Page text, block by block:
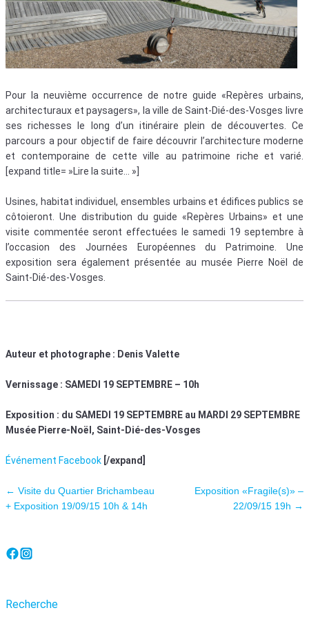
Pour la neuvième occurrence de notre guide «Repères urbains,
architecturaux et paysagers», la ville de Saint-Dié-des-Vosges livre
ses richesses le long d’un itinéraire plein de découvertes. Ce
parcours a pour objectif de faire découvrir l’architecture moderne
et contemporaine de cette ville au patrimoine riche et varié.
[expand title= »Lire la suite… »]
Usines, habitat individuel, ensembles urbains et édifices publics se
côtoieront. Une distribution du guide «Repères Urbains» et une
visite commentée seront effectuées le samedi 19 septembre à
l’occasion des Journées Européennes du Patrimoine. Une
exposition sera également présentée au musée Pierre Noël de
Saint-Dié-des-Vosges.
Auteur et photographe : Denis Valette
Vernissage : SAMEDI 19 SEPTEMBRE – 10h
Exposition : du SAMEDI 19 SEPTEMBRE au MARDI 29 SEPTEMBRE
Musée Pierre-Noël, Saint-Dié-des-Vosges
Événement Facebook [/expand]
Navigation des articles
← Visite du Quartier Brichambeau
+ Exposition 19/09/15 10h & 14h
Exposition «Fragile(s)» –
22/09/15 19h →
Recherche